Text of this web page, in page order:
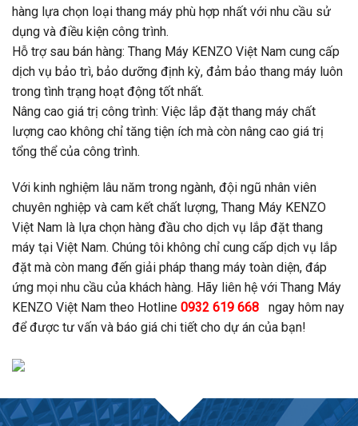
hàng lựa chọn loại thang máy phù hợp nhất với nhu cầu sử
dụng và điều kiện công trình.
Hỗ trợ sau bán hàng: Thang Máy KENZO Việt Nam cung cấp
dịch vụ bảo trì, bảo dưỡng định kỳ, đảm bảo thang máy luôn
trong tình trạng hoạt động tốt nhất.
Nâng cao giá trị công trình: Việc lắp đặt thang máy chất
lượng cao không chỉ tăng tiện ích mà còn nâng cao giá trị
tổng thể của công trình.
Với kinh nghiệm lâu năm trong ngành, đội ngũ nhân viên
chuyên nghiệp và cam kết chất lượng, Thang Máy KENZO
Việt Nam là lựa chọn hàng đầu cho dịch vụ lắp đặt thang
máy tại Việt Nam. Chúng tôi không chỉ cung cấp dịch vụ lắp
đặt mà còn mang đến giải pháp thang máy toàn diện, đáp
ứng mọi nhu cầu của khách hàng. Hãy liên hệ với Thang Máy
KENZO Việt Nam theo Hotline 0932 619 668 ngay hôm nay
để được tư vấn và báo giá chi tiết cho dự án của bạn!